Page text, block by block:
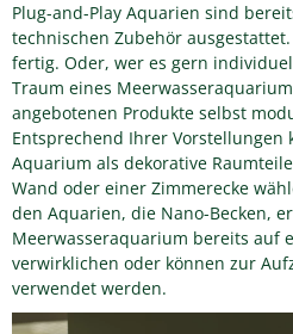
Plug-and-Play Aquarien sind
technischen Zubehör
fertig. Oder, wer es gern
Traum eines
angebotenen Produkte selbst
Entsprechend Ihrer Vorstellungen
Aquarium als dekorative
Wand oder einer Zimmerecke
den Aquarien, die Nano-Becken,
Meerwasseraquarium bereits auf
verwirklichen oder können zur
verwendet werden.